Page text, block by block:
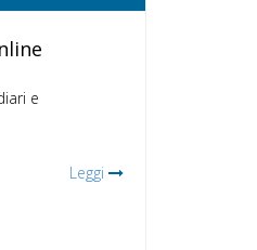
e
Leggi